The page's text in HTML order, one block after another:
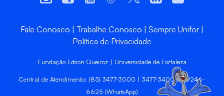
Fale Conosco Trabalhe Conosco
Sempre Unifor
Política de Privacidade
Fundação Edson Queiroz | Universidade de Fortaleza
Central de Atendimento: (85) 3477-3000 | 3477-3400 | 99246-
6625 (WhatsApp)